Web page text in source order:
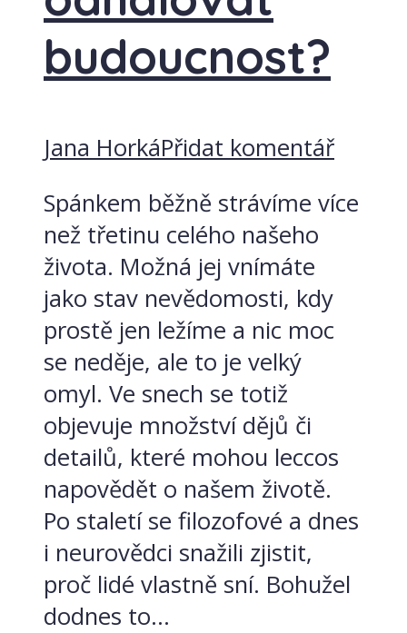
budoucnost?
Jana HorkáPřidat komentář
Spánkem běžně strávíme více
než třetinu celého našeho
života. Možná jej vnímáte
jako stav nevědomosti, kdy
prostě jen ležíme a nic moc
se neděje, ale to je velký
omyl. Ve snech se totiž
objevuje množství dějů či
detailů, které mohou leccos
napovědět o našem životě.
Po staletí se filozofové a dnes
i neurovědci snažili zjistit,
proč lidé vlastně sní. Bohužel
dodnes to...